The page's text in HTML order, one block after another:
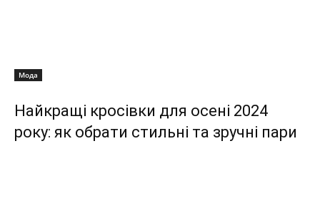
Мода
Найкращі кросівки для осені 2024
року: як обрати стильні та зручні пари